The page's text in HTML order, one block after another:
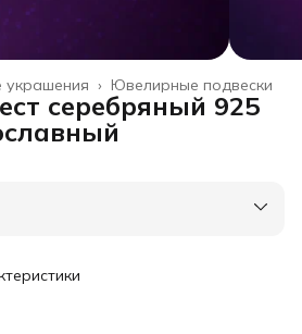
Ювелирные подвески
›
серебряный 925